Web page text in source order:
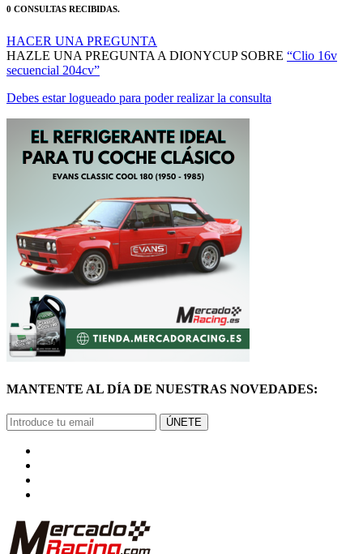
0 CONSULTAS RECIBIDAS.
HACER UNA PREGUNTA
HAZLE UNA PREGUNTA A DIONYCUP SOBRE “Clio 16v
secuencial 204cv”
Debes estar logueado para poder realizar la consulta
MANTENTE AL DÍA DE NUESTRAS NOVEDADES:
ÚNETE